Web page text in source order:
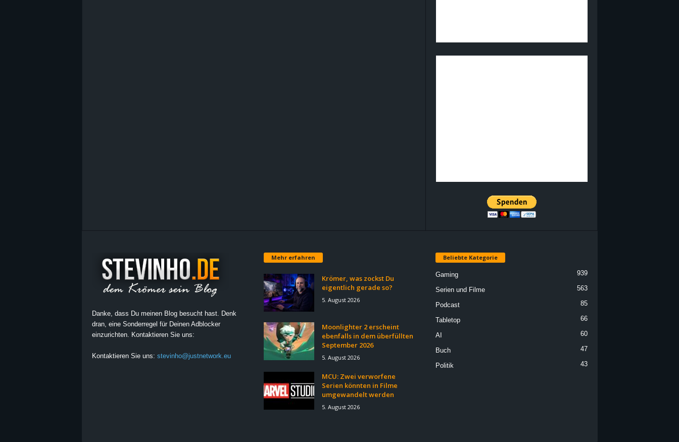
Danke, dass Du meinen Blog besucht hast. Denk
dran, eine Sonderregel für Deinen Adblocker
einzurichten. Kontaktieren Sie uns:
Kontaktieren Sie uns: stevinho@justnetwork.eu
Mehr erfahren
Krömer, was zockst Du
eigentlich gerade so?
5. August 2026
Moonlighter 2 erscheint
ebenfalls in dem überfüllten
September 2026
5. August 2026
MCU: Zwei verworfene
Serien könnten in Filme
umgewandelt werden
5. August 2026
Beliebte Kategorie
Gaming 939
Serien und Filme 563
Podcast 85
Tabletop 66
AI 60
Buch 47
Politik 43